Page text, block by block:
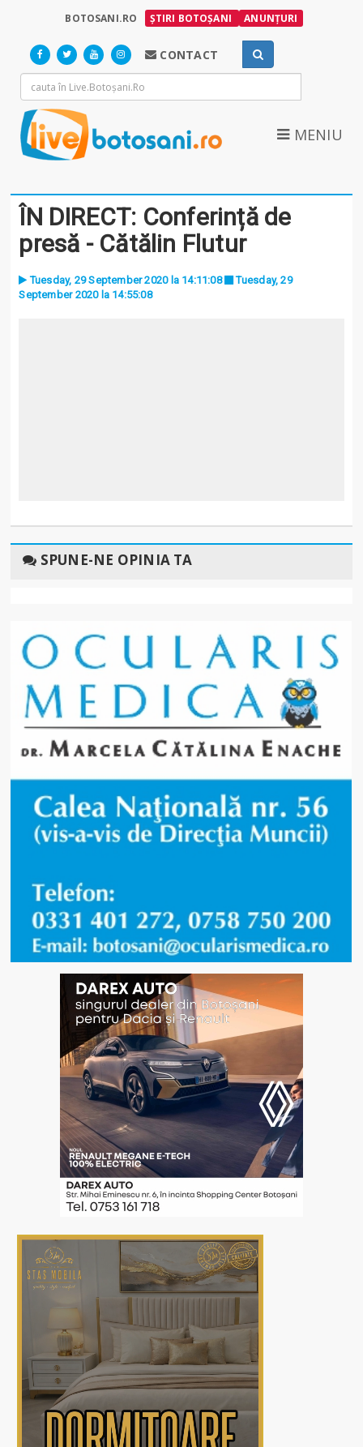
BOTOSANI.RO ȘTIRI BOTOȘANI ANUNȚURI
CONTACT
MENIU
ÎN DIRECT: Conferință de
presă - Cătălin Flutur
Tuesday, 29 September 2020 la 14:11:08
Tuesday, 29
September 2020 la 14:55:08
SPUNE-NE OPINIA TA